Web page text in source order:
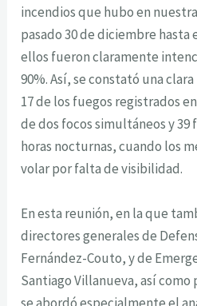
incendios que hubo en
pasado 30 de diciembre hasta
ellos fueron claramente
90%. Así, se constató una
17 de los fuegos registrados
de dos focos simultáneos y
horas nocturnas, cuando los
volar por falta de visibilidad.
En esta reunión, en la que
directores generales de
Fernández-Couto, y de
Santiago Villanueva, así como